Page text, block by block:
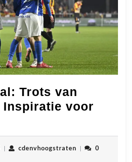
Trots van
Inspiratie voor
cdenvhoogstraten
0